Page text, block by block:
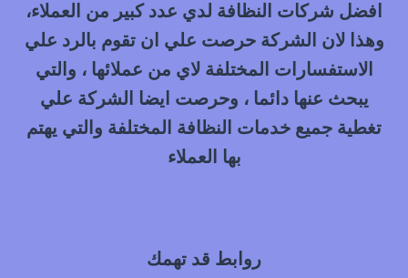
افضل شركات النظافة لدي عدد كبير من العملاء،
وهذا لان الشركة حرصت علي ان تقوم بالرد علي
الاستفسارات المختلفة لاي من عملائها ، والتي
يبحث عنها دائما ، وحرصت ايضا الشركة علي
تغطية جميع خدمات النظافة المختلفة والتي يهتم
بها العملاء
روابط قد تهمك